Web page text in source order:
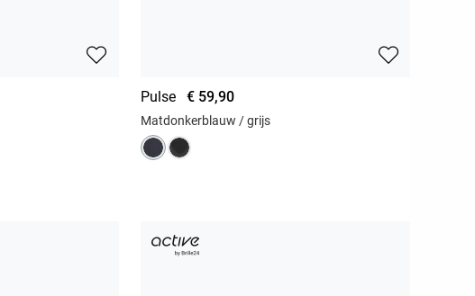
Pulse € 59,90
Matdonkerblauw / grijs